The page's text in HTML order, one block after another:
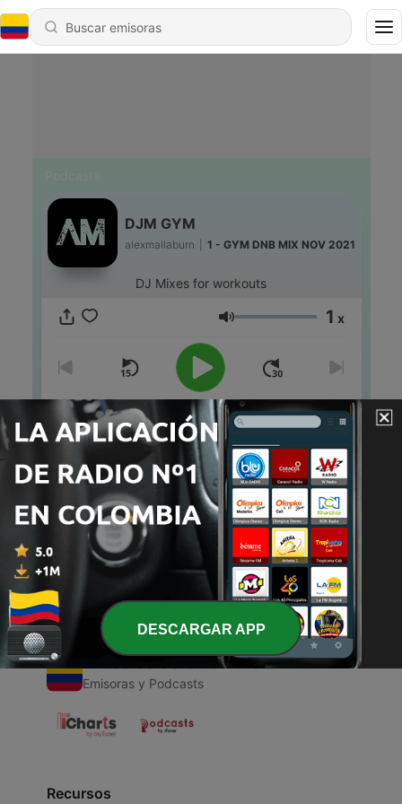
DJM GYM
alexmallaburn 1 - GYM DNB MIX NOV 2021
DJ Mixes for workouts
Volumen 1 x
00:00 00:00
Episodios
1 - GYM DNB MIX NOV 2021
30 oct. 2021
Emisoras Colombianas
Emisoras y Podcasts
Recursos
DESCARGAR APP